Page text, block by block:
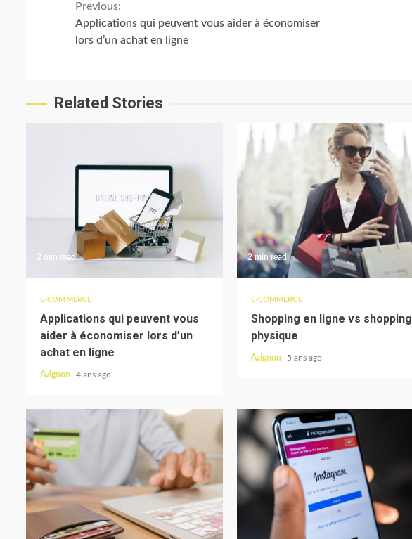
Continue
Reading
Previous:
Applications qui peuvent vous aider à économiser
lors d’un achat en ligne
Related Stories
2 min read
E-COMMERCE
Applications qui peuvent vous
aider à économiser lors d’un
achat en ligne
Avignon 4 ans ago
2 min read
E-COMMERCE
Shopping en ligne vs shopping
physique
Avignon 5 ans ago